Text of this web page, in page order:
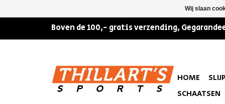
Boven de 100,- gratis verzending,
HOME
SCHAATSEN
Wij slaan